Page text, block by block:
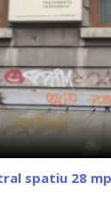
spatiu 28